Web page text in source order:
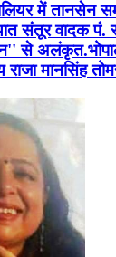
में तानसेन
संतूर वादक पं.
से
राजा मानसिंह